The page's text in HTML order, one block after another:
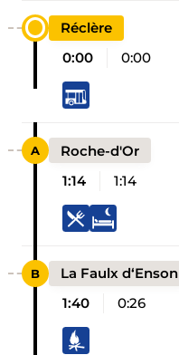
Réclère
0:00
0:00
Roche-d'Or
1:14
1:14
La Faulx d‘Enson
1:40
0:26